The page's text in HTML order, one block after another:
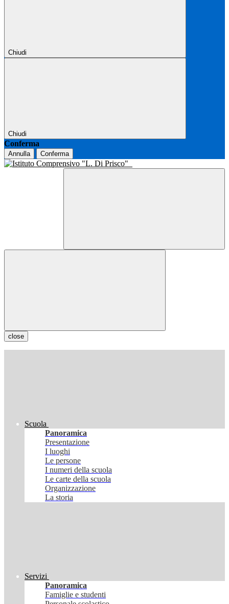
Chiudi
Chiudi
Conferma
Annulla Conferma
close
Scuola
Panoramica
Presentazione
I luoghi
Le persone
I numeri della scuola
Le carte della scuola
Organizzazione
La storia
Servizi
Panoramica
Famiglie e studenti